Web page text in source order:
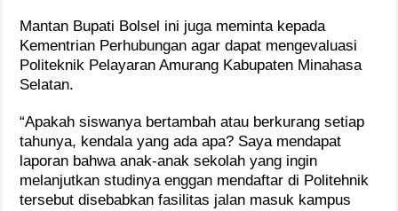
Mantan Bupati Bolsel ini juga meminta kepada
Kementrian Perhubungan agar dapat mengevaluasi
Politeknik Pelayaran Amurang Kabupaten Minahasa
Selatan.
“Apakah siswanya bertambah atau berkurang setiap
tahunya, kendala yang ada apa? Saya mendapat
laporan bahwa anak-anak sekolah yang ingin
melanjutkan studinya enggan mendaftar di Politehnik
tersebut disebabkan fasilitas jalan masuk kampus